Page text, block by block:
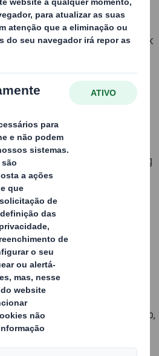
revelam o surgimento de
combinam agora o seu
comércio online e serviço click
empresa líder em packaging
as restrições da Covid-19
no comportamento dos
surgimento do “comprador
o seu tempo entre lojas
e serviçoclick & collect,
as marcas sob uma enorme
esta mudança.
por um novo estudo,
que mostra que,
em média, cinco vezes em